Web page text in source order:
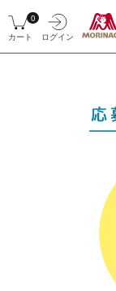
ログイン
0
カート